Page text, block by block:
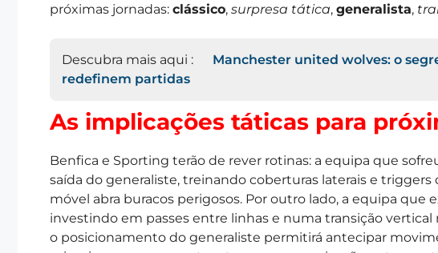
próximas jornadas: clássico, surpresa tática, generalista,
Descubra mais aqui :
Manchester united wolves: o
redefinem partidas
As implicações táticas para
Benfica e Sporting terão de rever rotinas: a equipa que
saída do generaliste, treinando coberturas laterais e
móvel abra buracos perigosos. Por outro lado, a equipa que
investindo em passes entre linhas e numa transição
o posicionamento do generaliste permitirá antecipar